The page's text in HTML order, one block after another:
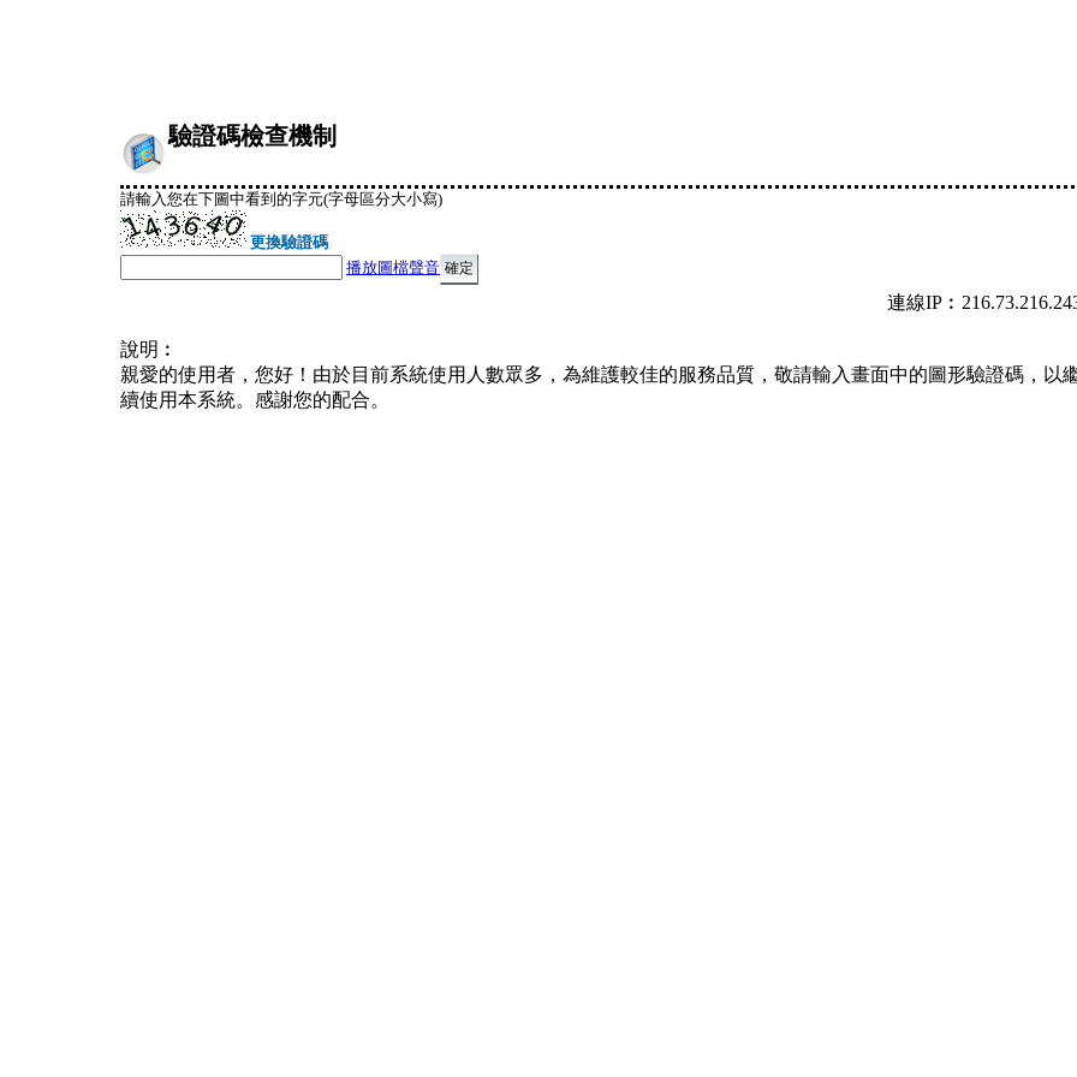
驗證碼檢查機制
請輸入您在下圖中看到的字元(字母區分大小寫)
更換驗證碼
播放圖檔聲音
連線
說明︰
親愛的使用者，您好！由於目前系統使用人數眾多，為維護較佳的服務品質，敬請輸入畫面中的圖形驗證碼，以
續使用本系統。感謝您的配合。